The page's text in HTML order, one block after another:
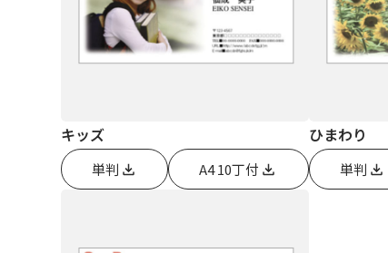
キッズ
単判 A4 10丁付
ひまわり
単判